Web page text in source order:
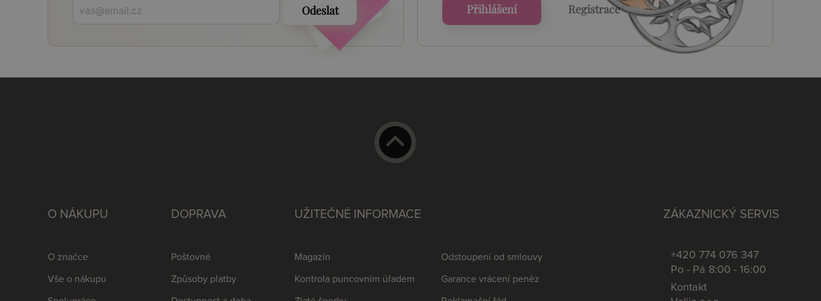
Odeslat Přihlášení Registrace
ZÁKAZNICKÝ SERVIS
+420 774 076 347
Po - Pá 8:00 - 16:00
Kontakt
O NÁKUPU
O značce
Vše o nákupu
DOPRAVA
Poštovné
Způsoby platby
UŽITEČNÉ INFORMACE
Magazín
Kontrola puncovním úřadem
Odstoupení od smlouvy
Garance vrácení peněz